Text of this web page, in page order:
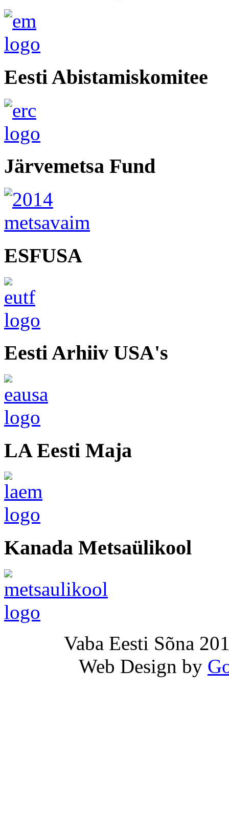
Eesti Abistamiskomitee
Järvemetsa Fund
ESFUSA
Eesti Arhiiv USA's
LA Eesti Maja
Kanada Metsaülikool
Vaba Eesti Sõna
Web Design by